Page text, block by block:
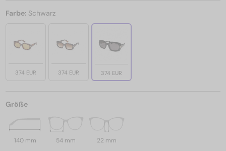
Farbe: Schwarz
374 EUR 374 EUR 374 EUR
Größe
140 mm 54 mm 22 mm